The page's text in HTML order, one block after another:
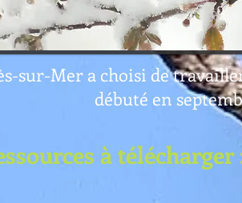
sur-Mer a choisi de
débuté en
à télécharger